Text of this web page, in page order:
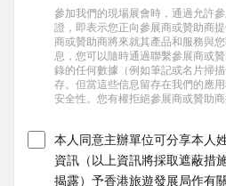
參加我們的現場展會時，通過允許
證，即表示您正向參展商或贊助商
商或贊助商將來就其產品和服務與
息，您可以隨時通過聯繫參展商或
錄的任何數據（例如筆記或名片掃
存。但當這些信息留存在我們的應
安全性。您有權拒絕參展商或贊助商
本人同意主辦單位可分享本人
資訊（以上資訊將採取遮蔽措
揭露）予香港旅遊發展局作有